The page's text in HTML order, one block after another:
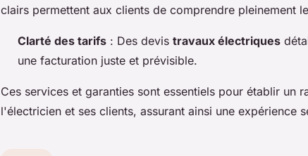
clairs permettent aux clients de comprendre pleinement
Clarté des tarifs : Des devis travaux électriques
une facturation juste et prévisible.
Ces services et garanties sont essentiels pour établir un
l'électricien et ses clients, assurant ainsi une expérience